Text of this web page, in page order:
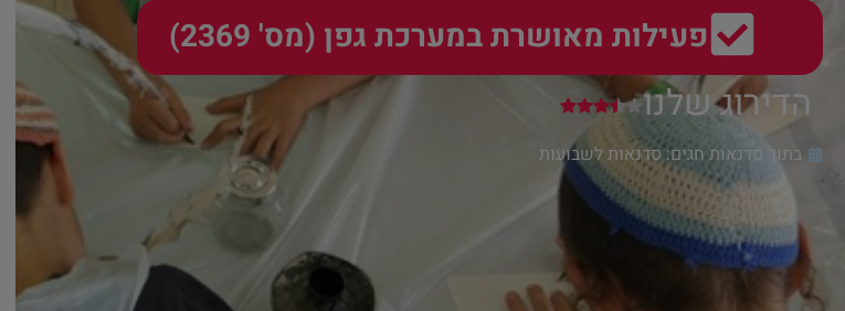
פעילות מאושרת במערכת גפן (מס' 2369)
הדירוג שלנו
בתוך סדנאות חגים:סדנאות לשבועות